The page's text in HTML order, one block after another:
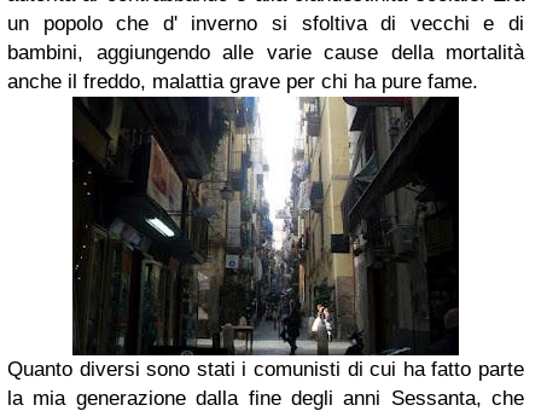
un popolo che d' inverno si sfoltiva di vecchi e di
bambini, aggiungendo alle varie cause della mortalità
anche il freddo, malattia grave per chi ha pure fame.
Quanto diversi sono stati i comunisti di cui ha fatto parte
la mia generazione dalla fine degli anni Sessanta, che